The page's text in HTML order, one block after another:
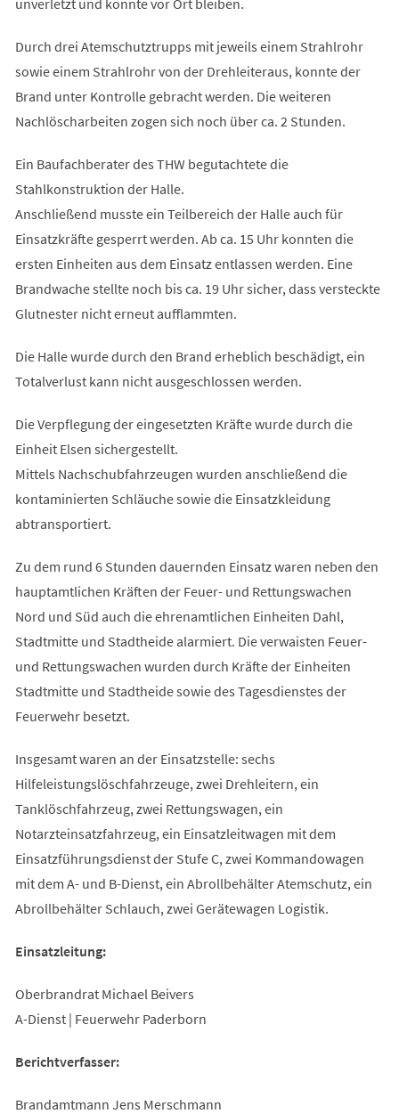
Durch drei Atemschutztrupps mit jeweils einem Strahlrohr
sowie einem Strahlrohr von der Drehleiteraus, konnte der
Brand unter Kontrolle gebracht werden. Die weiteren
Nachlöscharbeiten zogen sich noch über ca. 2 Stunden.
Ein Baufachberater des THW begutachtete die
Stahlkonstruktion der Halle.
Anschließend musste ein Teilbereich der Halle auch für
Einsatzkräfte gesperrt werden. Ab ca. 15 Uhr konnten die
ersten Einheiten aus dem Einsatz entlassen werden. Eine
Brandwache stellte noch bis ca. 19 Uhr sicher, dass versteckte
Glutnester nicht erneut aufflammten.
Die Halle wurde durch den Brand erheblich beschädigt, ein
Totalverlust kann nicht ausgeschlossen werden.
Die Verpflegung der eingesetzten Kräfte wurde durch die
Einheit Elsen sichergestellt.
Mittels Nachschubfahrzeugen wurden anschließend die
kontaminierten Schläuche sowie die Einsatzkleidung
abtransportiert.
Zu dem rund 6 Stunden dauernden Einsatz waren neben den
hauptamtlichen Kräften der Feuer- und Rettungswachen
Nord und Süd auch die ehrenamtlichen Einheiten Dahl,
Stadtmitte und Stadtheide alarmiert. Die verwaisten Feuer-
und Rettungswachen wurden durch Kräfte der Einheiten
Stadtmitte und Stadtheide sowie des Tagesdienstes der
Feuerwehr besetzt.
Insgesamt waren an der Einsatzstelle: sechs
Hilfeleistungslöschfahrzeuge, zwei Drehleitern, ein
Tanklöschfahrzeug, zwei Rettungswagen, ein
Notarzteinsatzfahrzeug, ein Einsatzleitwagen mit dem
Einsatzführungsdienst der Stufe C, zwei Kommandowagen
mit dem A- und B-Dienst, ein Abrollbehälter Atemschutz, ein
Abrollbehälter Schlauch, zwei Gerätewagen Logistik.
Einsatzleitung:
Oberbrandrat Michael Beivers
A-Dienst | Feuerwehr Paderborn
Berichtverfasser:
Brandamtmann Jens Merschmann